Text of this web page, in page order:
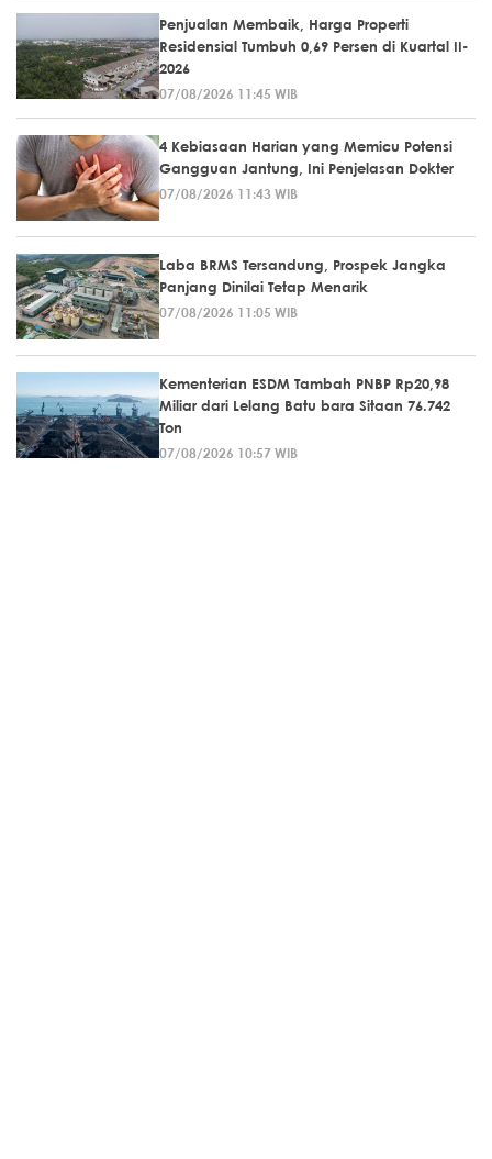
Penjualan Membaik, Harga Properti
Residensial Tumbuh 0,69 Persen di Kuartal II-
2026
07/08/2026 11:45 WIB
4 Kebiasaan Harian yang Memicu Potensi
Gangguan Jantung, Ini Penjelasan Dokter
07/08/2026 11:43 WIB
Laba BRMS Tersandung, Prospek Jangka
Panjang Dinilai Tetap Menarik
07/08/2026 11:05 WIB
Kementerian ESDM Tambah PNBP Rp20,98
Miliar dari Lelang Batu bara Sitaan 76.742
Ton
07/08/2026 10:57 WIB